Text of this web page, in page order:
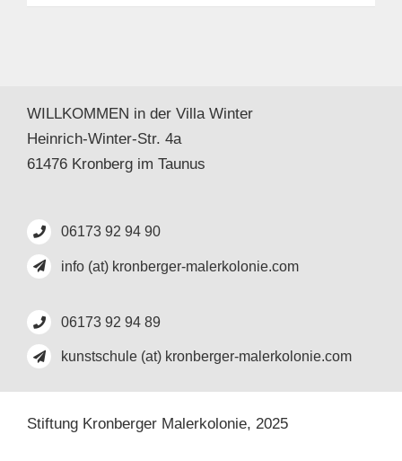
WILLKOMMEN in der Villa Winter
Heinrich-Winter-Str. 4a
61476 Kronberg im Taunus
06173 92 94 90
info (at) kronberger-malerkolonie.com
06173 92 94 89
kunstschule (at) kronberger-malerkolonie.com
Stiftung Kronberger Malerkolonie, 2025